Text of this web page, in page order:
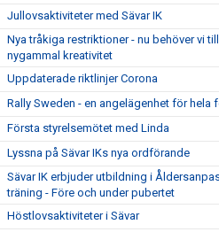
Jullovsaktiviteter med Sävar IK
Nya tråkiga restriktioner - nu behöver vi
nygammal kreativitet
Uppdaterade riktlinjer Corona
Rally Sweden - en angelägenhet för hela
Första styrelsemötet med Linda
Lyssna på Sävar IKs nya ordförande
Sävar IK erbjuder utbildning i
träning - Före och under pubertet
Höstlovsaktiviteter i Sävar